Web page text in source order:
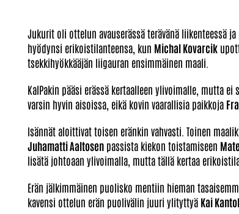
Jukurit oli ottelun avauserässä terävänä liikenteessä
hyödynsi erikoistilanteensa, kun Michal Kovarcik
tsekkihyökkääjän liigauran ensimmäinen maali.
KalPakin pääsi erässä kertaalleen ylivoimalle, mutta
varsin hyvin aisoissa, eikä kovin vaarallisia paikkoja
Isännät aloittivat toisen eränkin vahvasti. Toinen
Juhamatti Aaltosen passista kiekon toistamiseen
lisätä johtoaan ylivoimalla, mutta tällä kertaa
Erän jälkimmäinen puolisko mentiin hieman
kavensi ottelun erän puolivälin juuri ylityttyä Kai